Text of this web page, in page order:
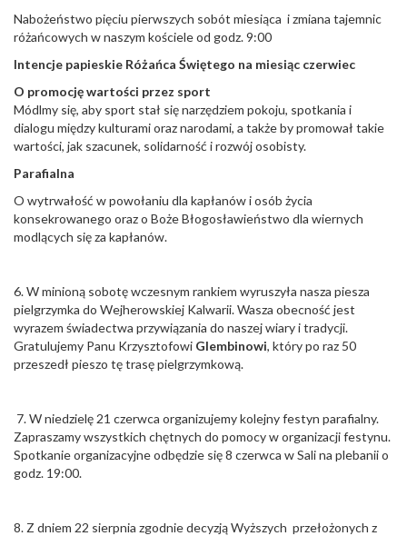
Nabożeństwo pięciu pierwszych sobót miesiąca i zmiana tajemnic
różańcowych w naszym kościele od godz. 9:00
Intencje papieskie Różańca Świętego na miesiąc czerwiec
O promocjęwartości przez sport
Módlmy się, aby sport stał się narzędziem pokoju, spotkania i
dialogu między kulturami oraz narodami, a także by promował takie
wartości, jak szacunek, solidarność i rozwój osobisty.
Parafialna
O wytrwałość w powołaniu dla kapłanów i osób życia
konsekrowanego oraz o Boże Błogosławieństwo dla wiernych
modlących się za kapłanów.
6. W minioną sobotę wczesnym rankiem wyruszyła nasza piesza
pielgrzymka do Wejherowskiej Kalwarii. Wasza obecność jest
wyrazem świadectwa przywiązania do naszej wiary i tradycji.
Gratulujemy Panu Krzysztofowi Glembinowi, który po raz 50
przeszedł pieszo tę trasę pielgrzymkową.
7. W niedzielę 21 czerwca organizujemy kolejny festyn parafialny.
Zapraszamy wszystkich chętnych do pomocy w organizacji festynu.
Spotkanie organizacyjne odbędzie się 8 czerwca w Sali na plebanii o
godz. 19:00.
8. Z dniem 22 sierpnia zgodnie decyzją Wyższych przełożonych z